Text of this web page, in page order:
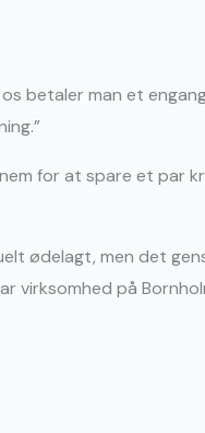
betaler man et
for at spare et par
ødelagt, men det
på